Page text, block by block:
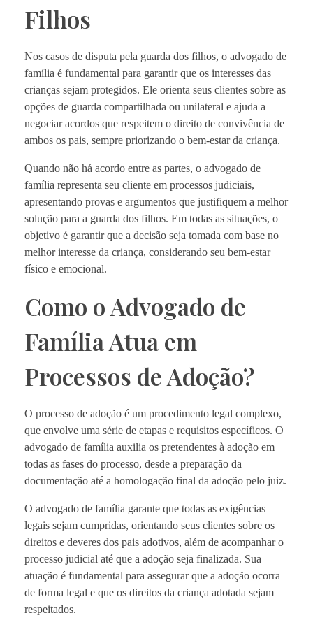
Filhos
Nos casos de disputa pela guarda dos filhos, o advogado de
família é fundamental para garantir que os interesses das
crianças sejam protegidos. Ele orienta seus clientes sobre as
opções de guarda compartilhada ou unilateral e ajuda a
negociar acordos que respeitem o direito de convivência de
ambos os pais, sempre priorizando o bem-estar da criança.
Quando não há acordo entre as partes, o advogado de
família representa seu cliente em processos judiciais,
apresentando provas e argumentos que justifiquem a melhor
solução para a guarda dos filhos. Em todas as situações, o
objetivo é garantir que a decisão seja tomada com base no
melhor interesse da criança, considerando seu bem-estar
físico e emocional.
Como o Advogado de
Família Atua em
Processos de Adoção?
O processo de adoção é um procedimento legal complexo,
que envolve uma série de etapas e requisitos específicos. O
advogado de família auxilia os pretendentes à adoção em
todas as fases do processo, desde a preparação da
documentação até a homologação final da adoção pelo juiz.
O advogado de família garante que todas as exigências
legais sejam cumpridas, orientando seus clientes sobre os
direitos e deveres dos pais adotivos, além de acompanhar o
processo judicial até que a adoção seja finalizada. Sua
atuação é fundamental para assegurar que a adoção ocorra
de forma legal e que os direitos da criança adotada sejam
respeitados.